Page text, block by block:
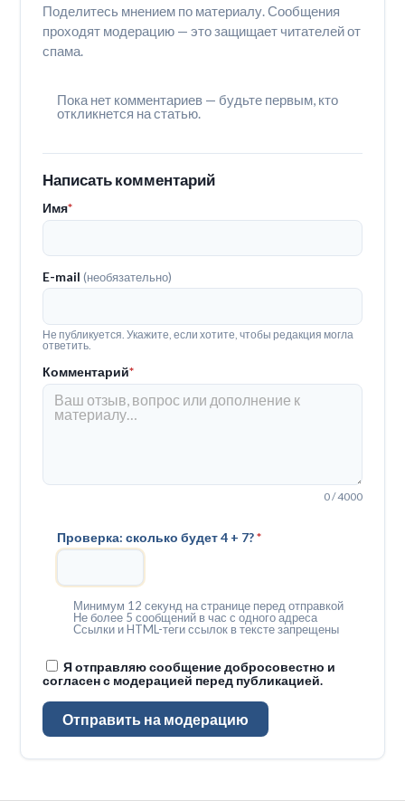
Поделитесь мнением по материалу. Сообщения
проходят модерацию — это защищает читателей от
спама.
Пока нет комментариев — будьте первым, кто
откликнется на статью.
Написать комментарий
Имя*
E-mail(необязательно)
Не публикуется. Укажите, если хотите, чтобы редакция могла
ответить.
Комментарий*
0 / 4000
Проверка: сколько будет 4 + 7?*
Минимум 12 секунд на странице перед отправкой
Не более 5 сообщений в час с одного адреса
Ссылки и HTML-теги ссылок в тексте запрещены
Я отправляю сообщение добросовестно и
согласен с модерацией перед публикацией.
Отправить на модерацию